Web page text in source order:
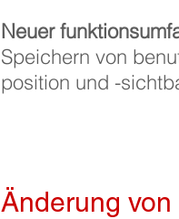
Neuer
Speichern von
position und -
Änderung